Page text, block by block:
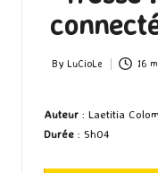
Posted
By LuCioLe 16
Auteur : Laetitia
Durée : 5h04